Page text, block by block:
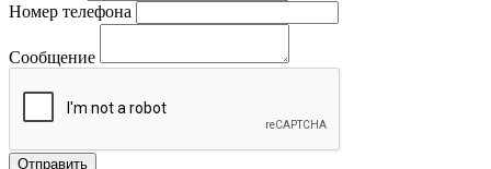
Номер телефона
Сообщение
Отправить